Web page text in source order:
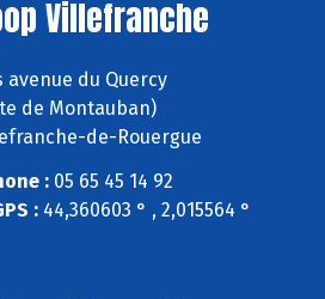
Villefranche
avenue du Quercy
de Montauban)
de-Rouergue
:05 65 45 14 92
: 44,360603 ° , 2,015564 °